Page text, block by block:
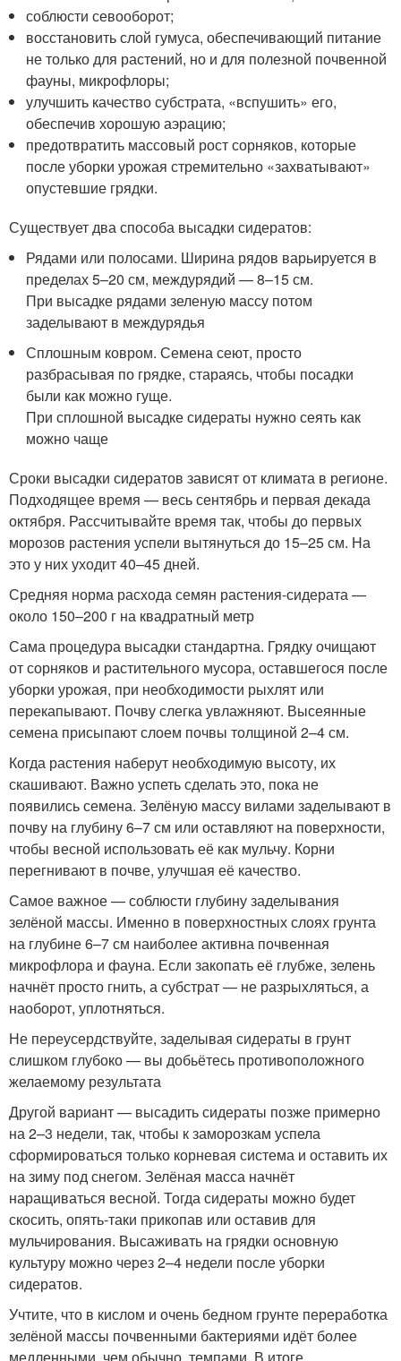
соблюсти севооборот;
восстановить слой гумуса, обеспечивающий питание
не только для растений, но и для полезной почвенной
фауны, микрофлоры;
улучшить качество субстрата, «вспушить» его,
обеспечив хорошую аэрацию;
предотвратить массовый рост сорняков, которые
после уборки урожая стремительно «захватывают»
опустевшие грядки.
Существует два способа высадки сидератов:
Рядами или полосами. Ширина рядов варьируется в
пределах 5–20 см, междурядий — 8–15 см.
При высадке рядами зеленую массу потом
заделывают в междурядья
Сплошным ковром. Семена сеют, просто
разбрасывая по грядке, стараясь, чтобы посадки
были как можно гуще.
При сплошной высадке сидераты нужно сеять как
можно чаще
Сроки высадки сидератов зависят от климата в регионе.
Подходящее время — весь сентябрь и первая декада
октября. Рассчитывайте время так, чтобы до первых
морозов растения успели вытянуться до 15–25 см. На
это у них уходит 40–45 дней.
Средняя норма расхода семян растения-сидерата —
около 150–200 г на квадратный метр
Сама процедура высадки стандартна. Грядку очищают
от сорняков и растительного мусора, оставшегося после
уборки урожая, при необходимости рыхлят или
перекапывают. Почву слегка увлажняют. Высеянные
семена присыпают слоем почвы толщиной 2–4 см.
Когда растения наберут необходимую высоту, их
скашивают. Важно успеть сделать это, пока не
появились семена. Зелёную массу вилами заделывают в
почву на глубину 6–7 см или оставляют на поверхности,
чтобы весной использовать её как мульчу. Корни
перегнивают в почве, улучшая её качество.
Самое важное — соблюсти глубину заделывания
зелёной массы. Именно в поверхностных слоях грунта
на глубине 6–7 см наиболее активна почвенная
микрофлора и фауна. Если закопать её глубже, зелень
начнёт просто гнить, а субстрат — не разрыхляться, а
наоборот, уплотняться.
Не переусердствуйте, заделывая сидераты в грунт
слишком глубоко — вы добьётесь противоположного
желаемому результата
Другой вариант — высадить сидераты позже примерно
на 2–3 недели, так, чтобы к заморозкам успела
сформироваться только корневая система и оставить их
на зиму под снегом. Зелёная масса начнёт
наращиваться весной. Тогда сидераты можно будет
скосить, опять-таки прикопав или оставив для
мульчирования. Высаживать на грядки основную
культуру можно через 2–4 недели после уборки
сидератов.
Учтите, что в кислом и очень бедном грунте переработка
зелёной массы почвенными бактериями идёт более